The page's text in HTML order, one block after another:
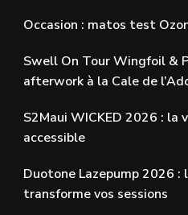
Occasion : matos test
Swell On Tour Wingfoil &
afterwork à la Cale de
S2Maui WICKED 2026 : la
accessible
Duotone Lazepump 2026
transforme vos sessions